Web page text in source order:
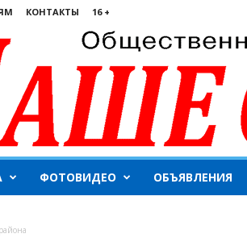
КОНТАКТЫ 16 +
ФОТОВИДЕО ОБЪЯВЛЕНИЯ